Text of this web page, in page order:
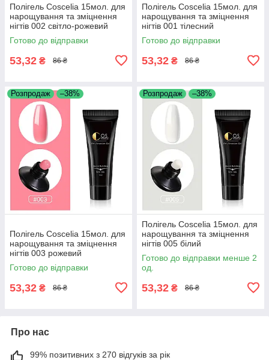
Полігель Coscelia 15мол. для
нарощування та зміцнення
нігтів 002 світло-рожевий
Готово до відправки
53,32 ₴ 86 ₴
Полігель Coscelia 15мол. для
нарощування та зміцнення
нігтів 001 тілесний
Готово до відправки
53,32 ₴ 86 ₴
Розпродаж –38%
Полігель Coscelia 15мол. для
нарощування та зміцнення
нігтів 003 рожевий
Готово до відправки
53,32 ₴ 86 ₴
Розпродаж –38%
Полігель Coscelia 15мол. для
нарощування та зміцнення
нігтів 005 білий
Готово до відправки менше 2
од.
53,32 ₴ 86 ₴
Про нас
99% позитивних з 270 відгуків за рік